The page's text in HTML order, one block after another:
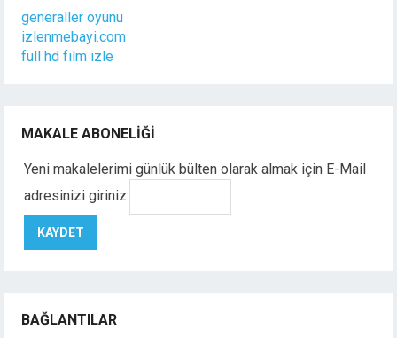
generaller oyunu
izlenmebayi.com
full hd film izle
MAKALE ABONELIĞI
Yeni makalelerimi günlük bülten olarak almak için E-Mail
adresinizi giriniz:
BAĞLANTILAR